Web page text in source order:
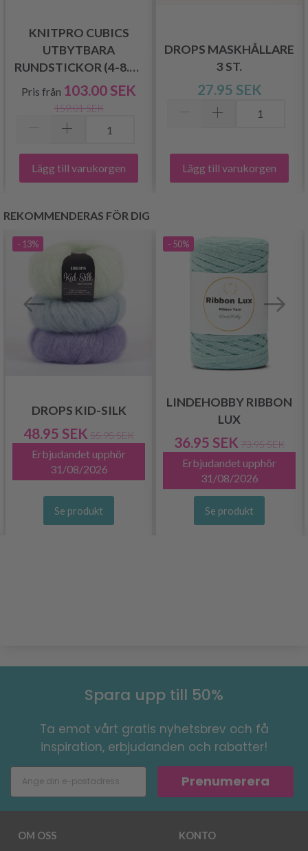
KNITPRO CUBICS
UTBYTBARA
RUNDSTICKOR (4-8.00
MM)
Pris från 103.00 SEK
159.01 SEK
Lägg till varukorgen
DROPS MASKHÅLLARE
3 ST.
27.95 SEK
Lägg till varukorgen
REKOMMENDERAS FÖR DIG
- 13%
DROPS KID-SILK
48.95 SEK 55.95 SEK
Erbjudandet upphör
31/08/2026
Se produkt
- 50%
LINDEHOBBY RIBBON
LUX
36.95 SEK 73.95 SEK
Erbjudandet upphör
31/08/2026
Se produkt
Spara upp till 50%
Ta emot vårt gratis nyhetsbrev och få
inspiration, erbjudanden och rabatter!
Prenumerera
OM OSS KONTO